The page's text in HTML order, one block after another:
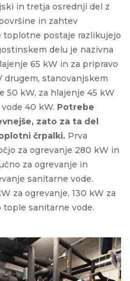
in tretja osrednji del z
in zahtev
toplotne postaje razlikujejo
delu je nazivna
65 kW in za pripravo
drugem, stanovanjskem
50 kW, za hlajenje 45 kW
40 kW. Potrebe
zato za ta del
črpalki. Prva
za ogrevanje 280 kW in
za ogrevanje in
sanitarne vode.
za ogrevanje, 130 kW za
tople sanitarne vode.